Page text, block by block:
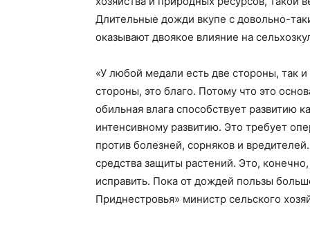
Длительные дожди вкупе с довольно-
оказывают двоякое влияние на
«У любой медали есть две стороны, так
стороны, это благо. Потому что это
обильная влага способствует развитию
интенсивному развитию. Это требует
против болезней, сорняков и
средства защиты растений. Это,
исправить. Пока от дождей пользы
Приднестровья» министр сельского